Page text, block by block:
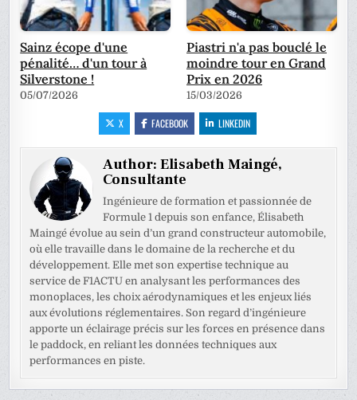
Sainz écope d'une
pénalité… d'un tour à
Silverstone !
05/07/2026
Piastri n'a pas bouclé le
moindre tour en Grand
Prix en 2026
15/03/2026
X FACEBOOK LINKEDIN
Author:Elisabeth Maingé,
Consultante
Ingénieure de formation et passionnée de
Formule 1 depuis son enfance, Élisabeth
Maingé évolue au sein d’un grand constructeur automobile,
où elle travaille dans le domaine de la recherche et du
développement. Elle met son expertise technique au
service de F1ACTU en analysant les performances des
monoplaces, les choix aérodynamiques et les enjeux liés
aux évolutions réglementaires. Son regard d’ingénieure
apporte un éclairage précis sur les forces en présence dans
le paddock, en reliant les données techniques aux
performances en piste.